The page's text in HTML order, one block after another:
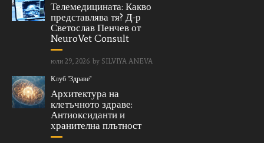
Телемедицината: Какво
представлява тя? Д-р
Светослав Пенчев от
NeuroVet Consult
юли 29, 2026 by SILVIYA ANEVA
Клуб "Здраве"
Архитектура на
клетъчното здраве:
Антиоксиданти и
хранителна плътност